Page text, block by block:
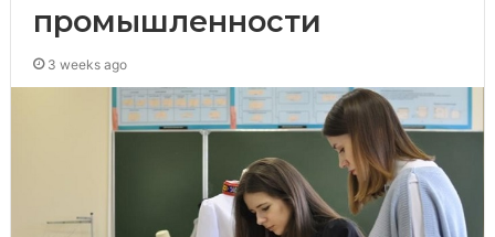
промышленности
3 weeks ago